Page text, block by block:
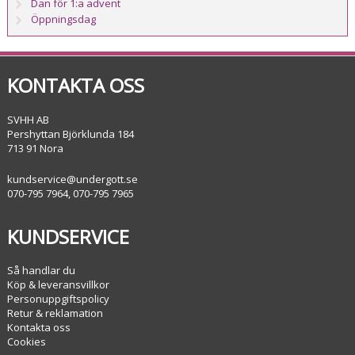
Dan för 1:a advent
Öppningsdag
KONTAKTA OSS
SVHH AB
Pershyttan Björklunda 184
713 91 Nora
kundservice@undergott.se
070-795 7964, 070-795 7965
KUNDSERVICE
Så handlar du
Köp & leveransvillkor
Personuppgiftspolicy
Retur & reklamation
Kontakta oss
Cookies